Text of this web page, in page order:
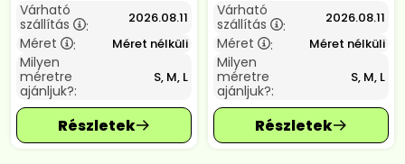
Várható
szállítás
: 2026.08.11
Méret : Méret nélküli
Milyen
méretre
ajánljuk?:
S, M, L
Várható
szállítás
: 2026.08.11
Méret : Méret nélküli
Milyen
méretre
ajánljuk?:
S, M, L